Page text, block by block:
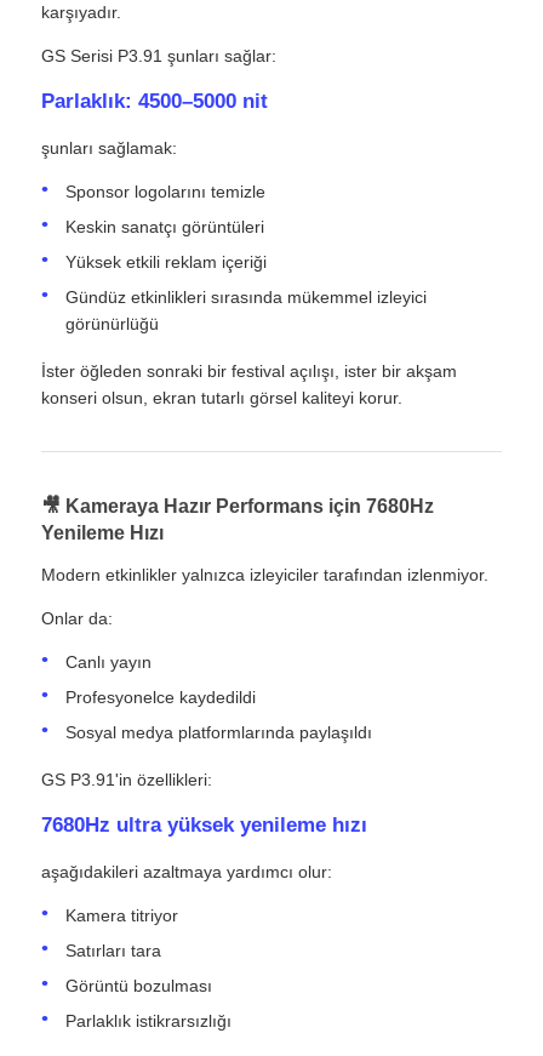
karşıyadır.
GS Serisi P3.91 şunları sağlar:
Parlaklık: 4500–5000 nit
şunları sağlamak:
Sponsor logolarını temizle
Keskin sanatçı görüntüleri
Yüksek etkili reklam içeriği
Gündüz etkinlikleri sırasında mükemmel izleyici
görünürlüğü
İster öğleden sonraki bir festival açılışı, ister bir akşam
konseri olsun, ekran tutarlı görsel kaliteyi korur.
🎥 Kameraya Hazır Performans için 7680Hz
Yenileme Hızı
Modern etkinlikler yalnızca izleyiciler tarafından izlenmiyor.
Onlar da:
Canlı yayın
Profesyonelce kaydedildi
Sosyal medya platformlarında paylaşıldı
GS P3.91'in özellikleri:
7680Hz ultra yüksek yenileme hızı
aşağıdakileri azaltmaya yardımcı olur:
Kamera titriyor
Satırları tara
Görüntü bozulması
Parlaklık istikrarsızlığı